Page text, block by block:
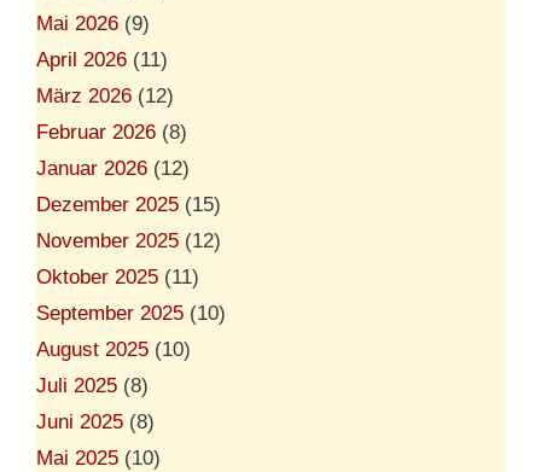
Mai 2026 (9)
April 2026 (11)
März 2026 (12)
Februar 2026 (8)
Januar 2026 (12)
Dezember 2025 (15)
November 2025 (12)
Oktober 2025 (11)
September 2025 (10)
August 2025 (10)
Juli 2025 (8)
Juni 2025 (8)
Mai 2025 (10)